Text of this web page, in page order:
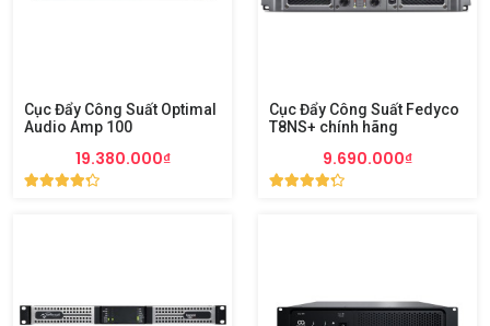
Cục Đẩy Công Suất Optimal
Audio Amp 100
19.380.000₫
Cục Đẩy Công Suất Fedyco
T8NS+ chính hãng
9.690.000₫